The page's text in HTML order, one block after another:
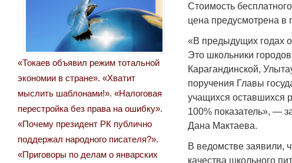
Стоимость
цена предусмотрена в
«В предыдущих годах
Это школьники
Карагандинской,
поручения Главы
учащихся оставшихся
100% показатель», —
Дана Мактаева.
В ведомстве заявили,
качества школьного
«Токаев объявил режим тотальной
экономии в стране». «Хватит
мыслить шаблонами!». «Налоговая
перестройка без права на ошибку».
«Почему президент РК публично
поддержал народного писателя?».
«Приговоры по делам о январских